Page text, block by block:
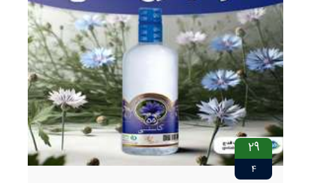
29
4